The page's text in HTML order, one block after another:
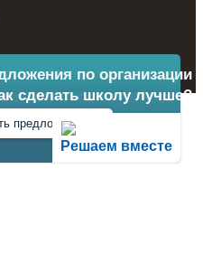
Решаем вместе
по организации
сделать школу лучше?
предложение